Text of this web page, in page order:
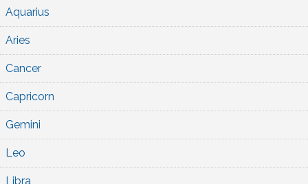
Aquarius
Aries
Cancer
Capricorn
Gemini
Leo
Libra